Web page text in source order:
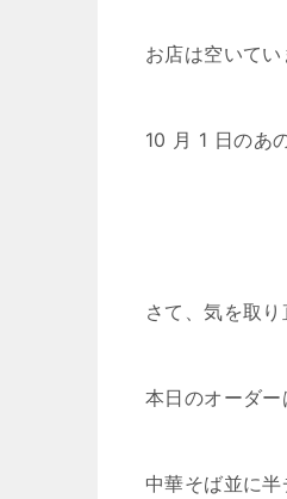
お店は空いてい
10 月 1 日のあ
さて、気を取り
本日のオーダー
中華そば並に半